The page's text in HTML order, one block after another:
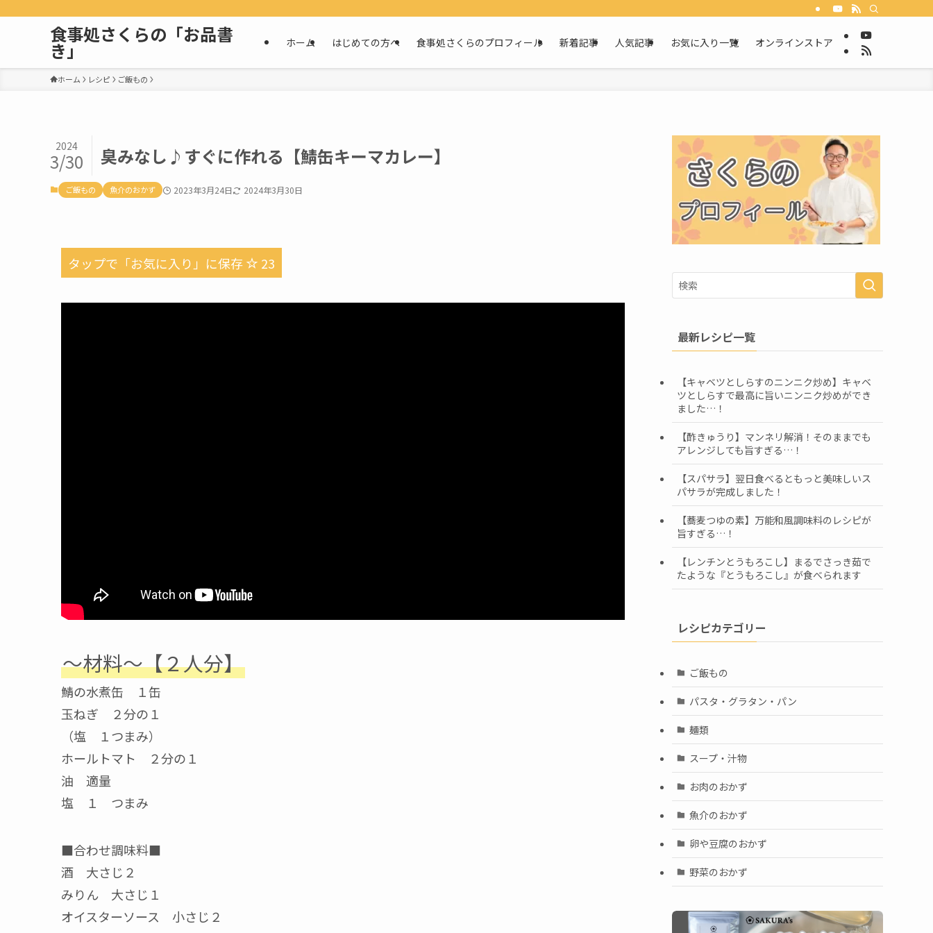
食事処さくらの「お品書
き」 ホーム はじめての方へ 食事処さくらのプロフィール 新着記事 人気記事 お気に入り一覧 オンラインストア
ホーム レシピ ご飯もの
臭みなし♪すぐに作れる【鯖缶キーマカレー】
2024
3/30
ご飯もの 魚介のおかず 2023年3月24日 2024年3月30日
タップで「お気に入り」に保存 23
〜材料〜【２人分】
鯖の水煮缶 １缶
玉ねぎ ２分の１
（塩 １つまみ）
ホールトマト ２分の１
油 適量
塩 １ つまみ
■合わせ調味料■
酒 大さじ２
みりん 大さじ１
オイスターソース 小さじ２
最新レシピ一覧
【キャベツとしらすのニンニク炒め】キャベ
ツとしらすで最高に旨いニンニク炒めができ
ました…！
【酢きゅうり】マンネリ解消！そのままでも
アレンジしても旨すぎる…！
【スパサラ】翌日食べるともっと美味しいス
パサラが完成しました！
【蕎麦つゆの素】万能和風調味料のレシピが
旨すぎる…！
【レンチンとうもろこし】まるでさっき茹で
たような『とうもろこし』が食べられます
レシピカテゴリー
ご飯もの
パスタ・グラタン・パン
麺類
スープ・汁物
お肉のおかず
魚介のおかず
卵や豆腐のおかず
野菜のおかず